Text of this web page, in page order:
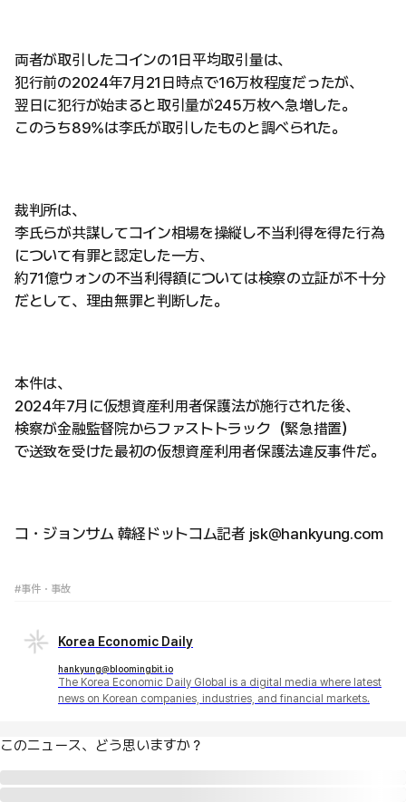
両者が取引したコインの1日平均取引量は、
犯行前の2024年7月21日時点で16万枚程度だったが、
翌日に犯行が始まると取引量が245万枚へ急増した。
このうち89%は李氏が取引したものと調べられた。
裁判所は、
李氏らが共謀してコイン相場を操縦し不当利得を得た行為
について有罪と認定した一方、
約71億ウォンの不当利得額については検察の立証が不十分
だとして、理由無罪と判断した。
本件は、
2024年7月に仮想資産利用者保護法が施行された後、
検察が金融監督院からファストトラック（緊急措置）
で送致を受けた最初の仮想資産利用者保護法違反事件だ。
コ・ジョンサム 韓経ドットコム記者 jsk@hankyung.com
#事件・事故
Korea Economic Daily
hankyung@bloomingbit.io
The Korea Economic Daily Global is a digital media where latest
news on Korean companies, industries, and financial markets.
このニュース、どう思いますか？